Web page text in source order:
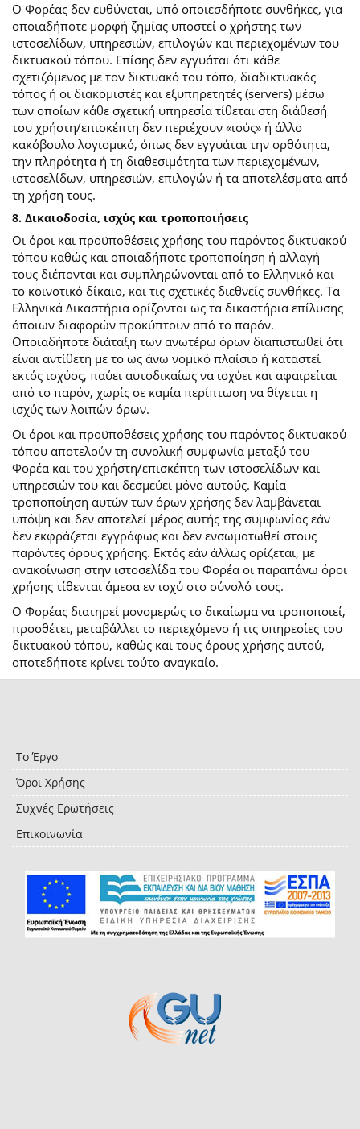
Ο Φορέας δεν ευθύνεται, υπό οποιεσδήποτε συνθήκες, για
οποιαδήποτε μορφή ζημίας υποστεί ο χρήστης των
ιστοσελίδων, υπηρεσιών, επιλογών και περιεχομένων του
δικτυακού τόπου. Επίσης δεν εγγυάται ότι κάθε
σχετιζόμενος με τον δικτυακό του τόπο, διαδικτυακός
τόπος ή οι διακομιστές και εξυπηρετητές (servers) μέσω
των οποίων κάθε σχετική υπηρεσία τίθεται στη διάθεσή
του χρήστη/επισκέπτη δεν περιέχουν «ιούς» ή άλλο
κακόβουλο λογισμικό, όπως δεν εγγυάται την ορθότητα,
την πληρότητα ή τη διαθεσιμότητα των περιεχομένων,
ιστοσελίδων, υπηρεσιών, επιλογών ή τα αποτελέσματα από
τη χρήση τους.
8. Δικαιοδοσία, ισχύς και τροποποιήσεις
Οι όροι και προϋποθέσεις χρήσης του παρόντος δικτυακού
τόπου καθώς και οποιαδήποτε τροποποίηση ή αλλαγή
τους διέπονται και συμπληρώνονται από το Ελληνικό και
το κοινοτικό δίκαιο, και τις σχετικές διεθνείς συνθήκες. Τα
Ελληνικά Δικαστήρια ορίζονται ως τα δικαστήρια επίλυσης
όποιων διαφορών προκύπτουν από το παρόν.
Οποιαδήποτε διάταξη των ανωτέρω όρων διαπιστωθεί ότι
είναι αντίθετη με το ως άνω νομικό πλαίσιο ή καταστεί
εκτός ισχύος, παύει αυτοδικαίως να ισχύει και αφαιρείται
από το παρόν, χωρίς σε καμία περίπτωση να θίγεται η
ισχύς των λοιπών όρων.
Οι όροι και προϋποθέσεις χρήσης του παρόντος δικτυακού
τόπου αποτελούν τη συνολική συμφωνία μεταξύ του
Φορέα και του χρήστη/επισκέπτη των ιστοσελίδων και
υπηρεσιών του και δεσμεύει μόνο αυτούς. Καμία
τροποποίηση αυτών των όρων χρήσης δεν λαμβάνεται
υπόψη και δεν αποτελεί μέρος αυτής της συμφωνίας εάν
δεν εκφράζεται εγγράφως και δεν ενσωματωθεί στους
παρόντες όρους χρήσης. Εκτός εάν άλλως ορίζεται, με
ανακοίνωση στην ιστοσελίδα του Φορέα οι παραπάνω όροι
χρήσης τίθενται άμεσα εν ισχύ στο σύνολό τους.
Ο Φορέας διατηρεί μονομερώς το δικαίωμα να τροποποιεί,
προσθέτει, μεταβάλλει το περιεχόμενο ή τις υπηρεσίες του
δικτυακού τόπου, καθώς και τους όρους χρήσης αυτού,
οποτεδήποτε κρίνει τούτο αναγκαίο.
Το Έργο
Όροι Χρήσης
Συχνές Ερωτήσεις
Επικοινωνία